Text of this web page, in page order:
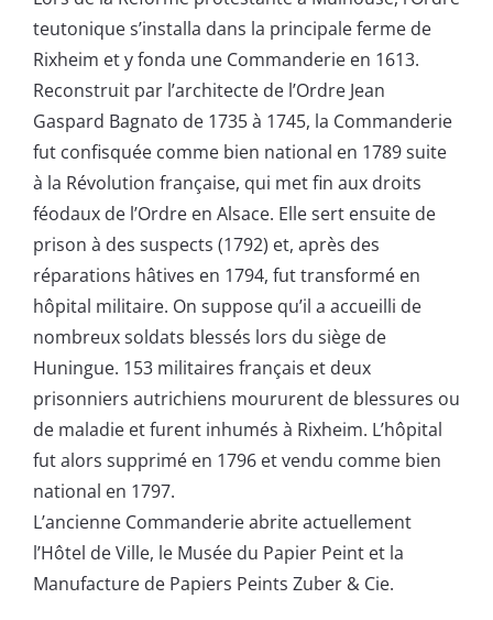
teutonique s’installa dans la principale ferme de
Rixheim et y fonda une Commanderie en 1613.
Reconstruit par l’architecte de l’Ordre Jean
Gaspard Bagnato de 1735 à 1745, la Commanderie
fut confisquée comme bien national en 1789 suite
à la Révolution française, qui met fin aux droits
féodaux de l’Ordre en Alsace. Elle sert ensuite de
prison à des suspects (1792) et, après des
réparations hâtives en 1794, fut transformé en
hôpital militaire. On suppose qu’il a accueilli de
nombreux soldats blessés lors du siège de
Huningue. 153 militaires français et deux
prisonniers autrichiens moururent de blessures ou
de maladie et furent inhumés à Rixheim. L’hôpital
fut alors supprimé en 1796 et vendu comme bien
national en 1797.
L’ancienne Commanderie abrite actuellement
l’Hôtel de Ville, le Musée du Papier Peint et la
Manufacture de Papiers Peints Zuber & Cie.